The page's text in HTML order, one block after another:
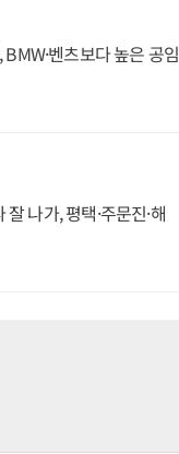
벤츠보다 높은 공임
나가, 평택·주문진·해